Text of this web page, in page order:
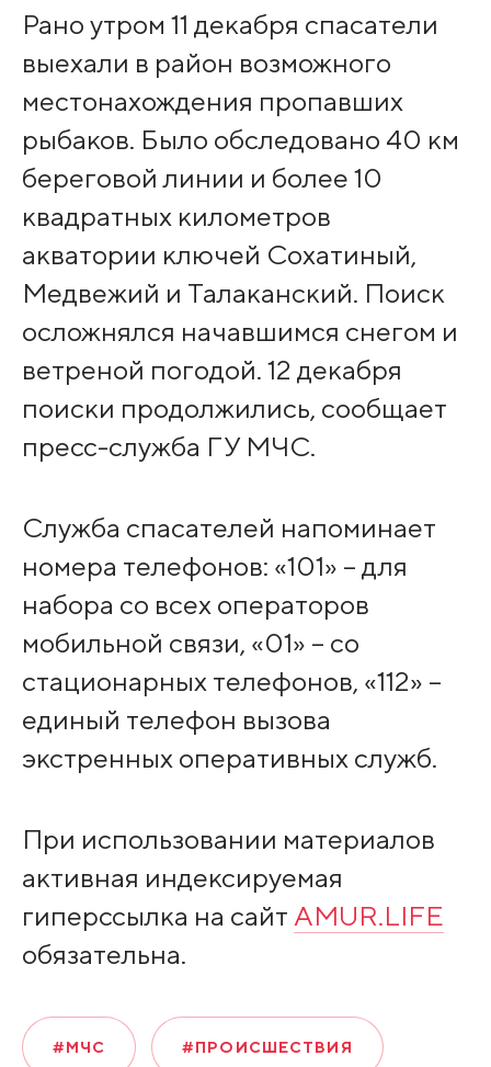
Рано утром 11 декабря спасатели
выехали в район возможного
местонахождения пропавших
рыбаков. Было обследовано 40 км
береговой линии и более 10
квадратных километров
акватории ключей Сохатиный,
Медвежий и Талаканский. Поиск
осложнялся начавшимся снегом и
ветреной погодой. 12 декабря
поиски продолжились, сообщает
пресс-служба ГУ МЧС.
Служба спасателей напоминает
номера телефонов: «101» – для
набора со всех операторов
мобильной связи, «01» – со
стационарных телефонов, «112» –
единый телефон вызова
экстренных оперативных служб.
При использовании материалов
активная индексируемая
гиперссылка на сайт AMUR.LIFE
обязательна.
#МЧС #ПРОИСШЕСТВИЯ